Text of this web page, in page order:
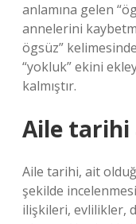
anlamına gelen
annelerini
ögsüz”
“yokluk” ekini
kalmıştır.
Aile tarihi
Aile tarihi, ait
şekilde
ilişkileri, evlilikler,